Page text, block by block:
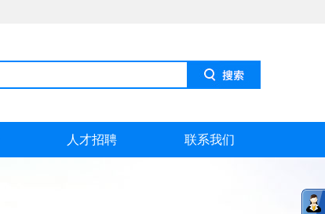
人才招聘 联系我们